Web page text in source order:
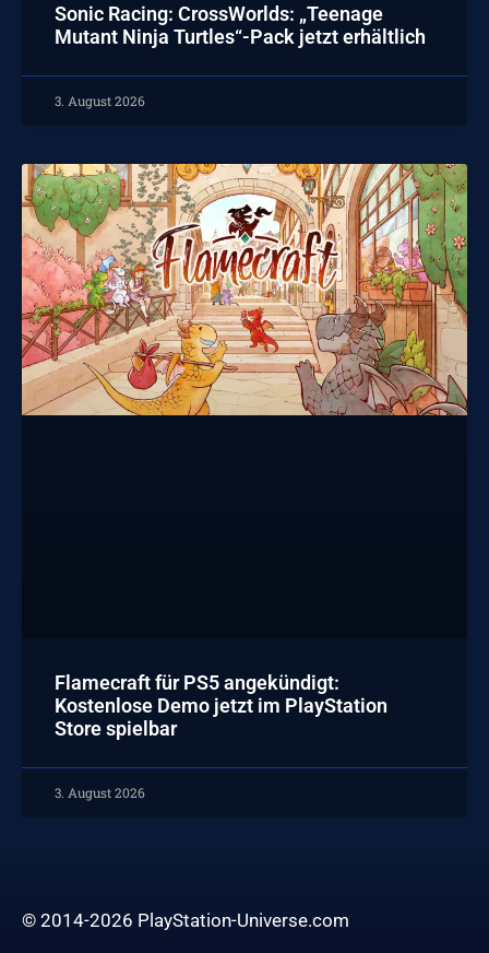
Sonic Racing: CrossWorlds: „Teenage
Mutant Ninja Turtles“-Pack jetzt erhältlich
3. August 2026
Flamecraft für PS5 angekündigt:
Kostenlose Demo jetzt im PlayStation
Store spielbar
3. August 2026
© 2014-2026 PlayStation-Universe.com